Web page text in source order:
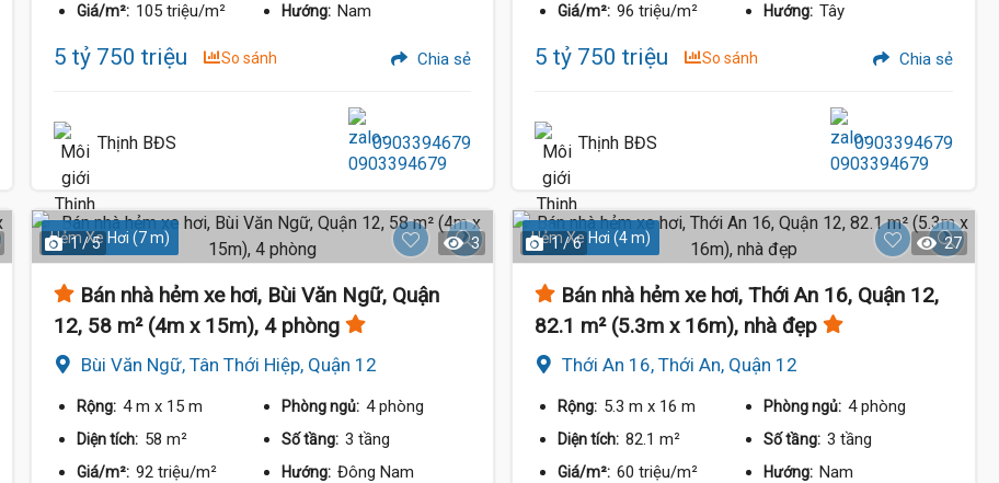
Giá/m²: 105 triệu/m² Hướng: Nam
5 tỷ 750 triệu So sánh Chia sẻ
Thịnh BĐS 0903394679
Giá/m²: 96 triệu/m² Hướng: Tây
5 tỷ 750 triệu So sánh Chia sẻ
Thịnh BĐS 0903394679
Hẻm Xe Hơi (7 m)
1 / 5 3
Bán nhà hẻm xe hơi, Bùi Văn Ngữ, Quận
12, 58 m² (4m x 15m), 4 phòng
Bùi Văn Ngữ, Tân Thới Hiệp, Quận 12
Rộng: 4 m x 15 m Phòng ngủ: 4 phòng
Diện tích: 58 m² Số tầng: 3 tầng
Giá/m²: 92 triệu/m² Hướng: Đông Nam
Hẻm Xe Hơi (4 m)
1 / 6 27
Bán nhà hẻm xe hơi, Thới An 16, Quận 12,
82.1 m² (5.3m x 16m), nhà đẹp
Thới An 16, Thới An, Quận 12
Rộng: 5.3 m x 16 m Phòng ngủ: 4 phòng
Diện tích: 82.1 m² Số tầng: 3 tầng
Giá/m²: 60 triệu/m² Hướng: Nam